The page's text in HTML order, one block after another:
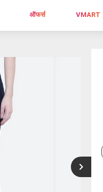
ऑफर्स VMART